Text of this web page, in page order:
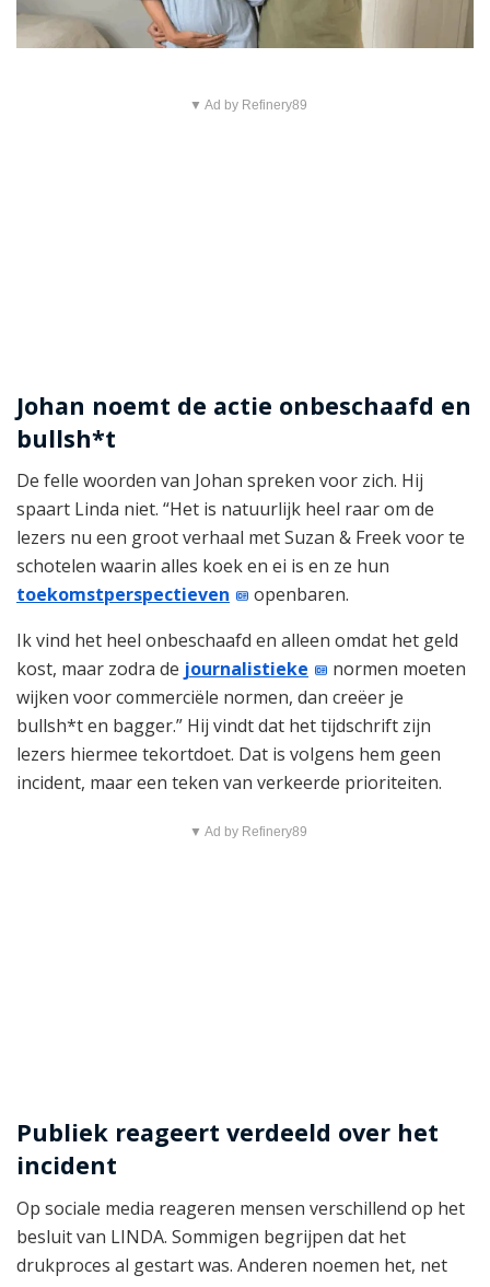
▼ Ad by Refinery89
Johan noemt de actie onbeschaafd en
bullsh*t
De felle woorden van Johan spreken voor zich. Hij
spaart Linda niet. “Het is natuurlijk heel raar om de
lezers nu een groot verhaal met Suzan & Freek voor te
schotelen waarin alles koek en ei is en ze hun
toekomstperspectieven
openbaren.
Ik vind het heel onbeschaafd en alleen omdat het geld
kost, maar zodra de journalistieke
normen moeten
wijken voor commerciële normen, dan creëer je
bullsh*t en bagger.” Hij vindt dat het tijdschrift zijn
lezers hiermee tekortdoet. Dat is volgens hem geen
incident, maar een teken van verkeerde prioriteiten.
▼ Ad by Refinery89
Publiek reageert verdeeld over het
incident
Op sociale media reageren mensen verschillend op het
besluit van LINDA. Sommigen begrijpen dat het
drukproces al gestart was. Anderen noemen het, net